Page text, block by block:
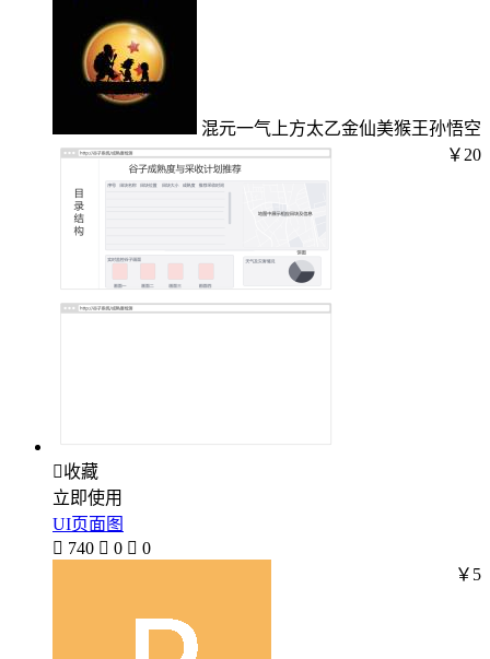
混元一气上方太乙金仙美猴王孙悟空
￥20
收藏
立即使用
UI页面图
 740  0  0
￥5